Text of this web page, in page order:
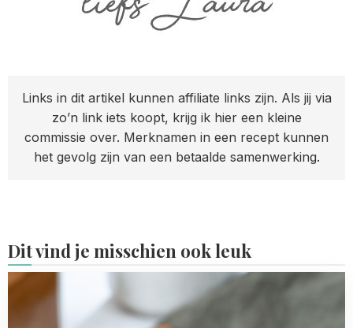
Links in dit artikel kunnen affiliate links zijn. Als jij via
zo’n link iets koopt, krijg ik hier een kleine
commissie over. Merknamen in een recept kunnen
het gevolg zijn van een betaalde samenwerking.
Dit vind je misschien ook leuk
Read
more